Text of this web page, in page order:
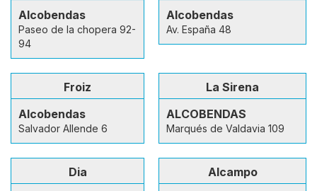
Alcobendas
Paseo de la chopera 92-
94
Alcobendas
Av. España 48
Froiz
Alcobendas
Salvador Allende 6
La Sirena
ALCOBENDAS
Marqués de Valdavia 109
Dia
Alcampo